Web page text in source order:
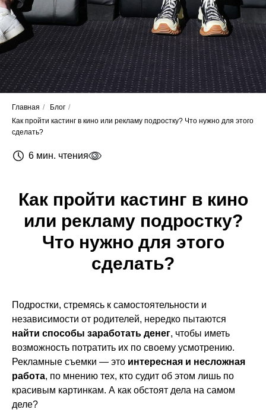
Главная / Блог /
Как пройти кастинг в кино или рекламу подростку? Что нужно для этого
сделать?
6 мин. чтения
Как пройти кастинг в кино
или рекламу подростку?
Что нужно для этого
сделать?
Подростки, стремясь к самостоятельности и
независимости от родителей, нередко пытаются
найти способы заработать денег, чтобы иметь
возможность потратить их по своему усмотрению.
Рекламные съемки — это интересная и несложная
работа, по мнению тех, кто судит об этом лишь по
красивым картинкам. А как обстоят дела на самом
деле?